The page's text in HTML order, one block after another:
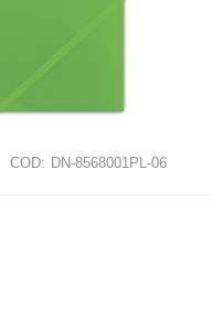
COD: DN-8568001PL-06